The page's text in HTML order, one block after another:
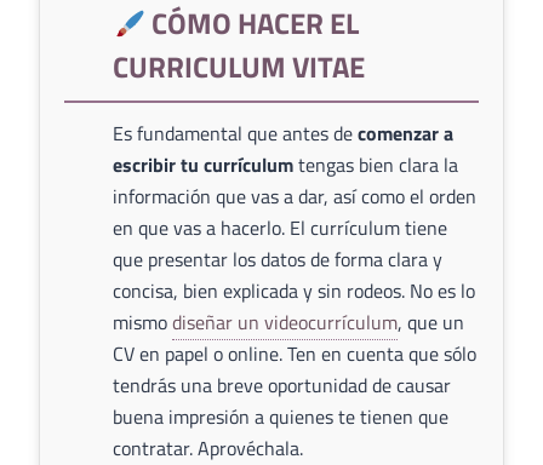
CÓMO HACER EL
CURRICULUM VITAE
Es fundamental que antes decomenzar a
escribir tu currículumtengas bien clara la
información que vas a dar, así como el orden
en que vas a hacerlo. El currículum tiene
que presentar los datos de forma clara y
concisa, bien explicada y sin rodeos. No es lo
mismodiseñar un videocurrículum, que un
CV en papel o online. Ten en cuenta que sólo
tendrás una breve oportunidad de causar
buena impresión a quienes te tienen que
contratar. Aprovéchala.